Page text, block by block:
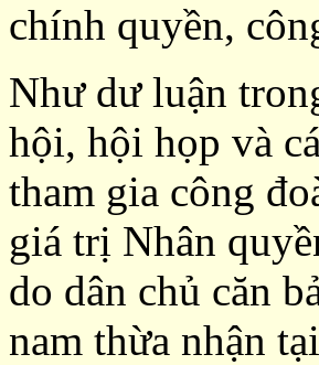
chính quyền,
Như dư luận
hội, hội họp và
tham gia công
giá trị Nhân
do dân chủ căn
nam thừa nhận